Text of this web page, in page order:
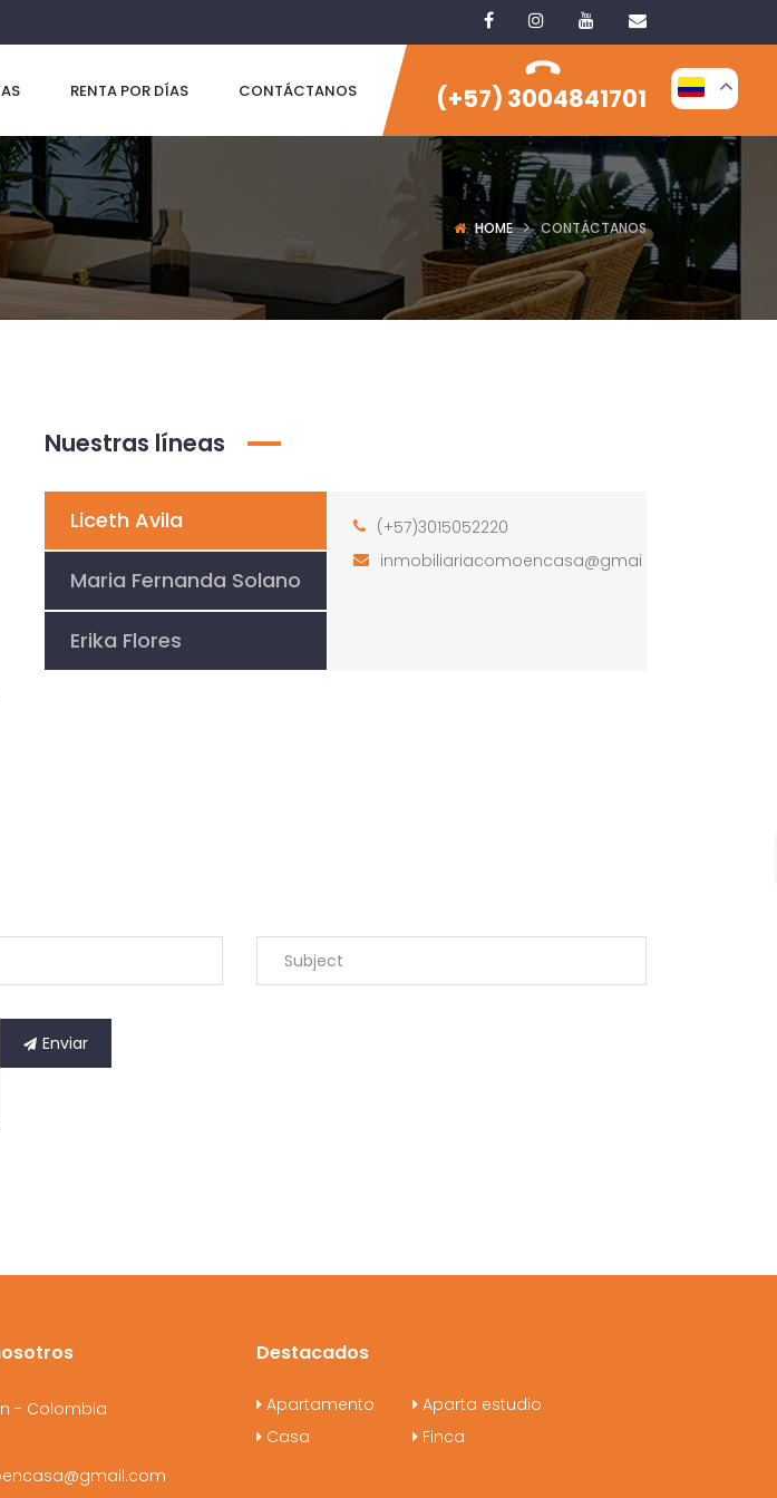
RENTA POR DÍAS CONTÁCTANOS (+57) 3004841701
HOME CONTÁCTANOS
Nuestras líneas
Liceth Avila
Maria Fernanda Solano
Erika Flores
(+57)3015052220
inmobiliariacomoencasa@gmail.com
Enviar
- Colombia
Destacados
Apartamento
Aparta estudio
Casa
Finca